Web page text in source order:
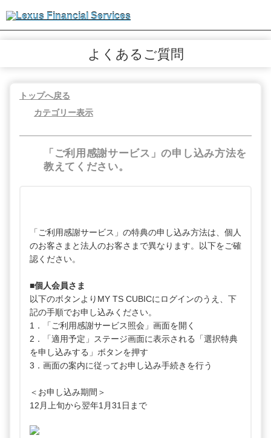
よくあるご質問
トップへ戻る
カテゴリー表示
「ご利用感謝サービス」の申し込み方法を
教えてください。
「ご利用感謝サービス」の特典の申し込み方法は、個人
のお客さまと法人のお客さまで異なります。以下をご確
認ください。
■個人会員さま
以下のボタンよりMY TS CUBICにログインのうえ、下
記の手順でお申し込みください。
1．「ご利用感謝サービス照会」画面を開く
2．「適用予定」ステージ画面に表示される「選択特典
を申し込みする」ボタンを押す
3．画面の案内に従ってお申し込み手続きを行う
＜お申し込み期間＞
12月上旬から翌年1月31日まで